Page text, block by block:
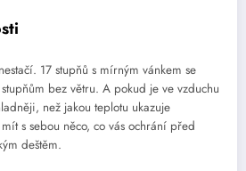
17 stupňů s mírným vánkem se
bez větru. A pokud je ve vzduchu
než jakou teplotu ukazuje
s sebou něco, co vás ochrání před
deštěm.